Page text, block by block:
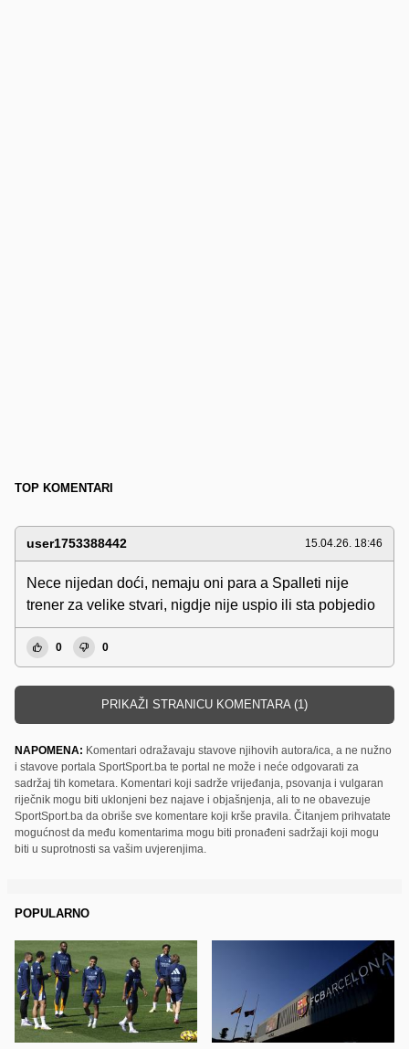
TOP KOMENTARI
user1753388442 15.04.26. 18:46
Nece nijedan doći, nemaju oni para a Spalleti nije
trener za velike stvari, nigdje nije uspio ili sta pobjedio
0 0
PRIKAŽI STRANICU KOMENTARA (1)
NAPOMENA: Komentari odražavaju stavove njihovih autora/ica, a ne nužno
i stavove portala SportSport.ba te portal ne može i neće odgovarati za
sadržaj tih kometara. Komentari koji sadrže vrijeđanja, psovanja i vulgaran
riječnik mogu biti uklonjeni bez najave i objašnjenja, ali to ne obavezuje
SportSport.ba da obriše sve komentare koji krše pravila. Čitanjem prihvatate
mogućnost da među komentarima mogu biti pronađeni sadržaji koji mogu
biti u suprotnosti sa vašim uvjerenjima.
POPULARNO